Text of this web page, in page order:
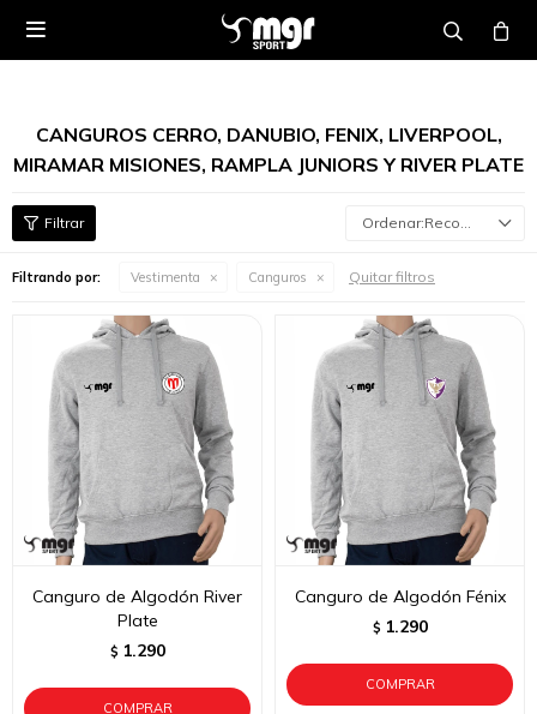

CANGUROS CERRO, DANUBIO, FENIX, LIVERPOOL,
MIRAMAR MISIONES, RAMPLA JUNIORS Y RIVER PLATE
Recomendados
Filtrando por: Vestimenta Canguros Quitar filtros
Canguro de Algodón River
Plate
$ 1.290
Canguro de Algodón Fénix
$ 1.290